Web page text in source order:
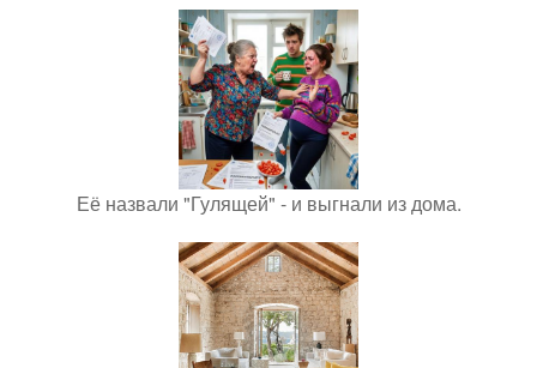
Её назвали "Гулящей" - и выгнали из дома.